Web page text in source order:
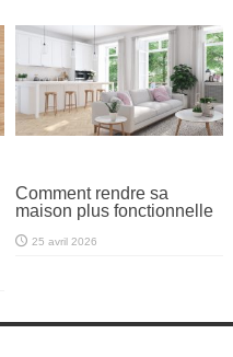
Comment rendre sa
maison plus fonctionnelle
25 avril 2026